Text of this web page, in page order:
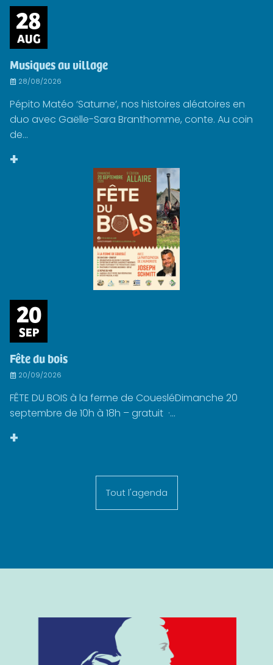
28
AUG
Musiques au village
28/08/2026
Pépito Matéo ‘Saturne’, nos histoires aléatoires en
duo avec Gaëlle-Sara Branthomme, conte. Au coin
de...
+
20
SEP
Fête du bois
20/09/2026
FÊTE DU BOIS à la ferme de CouesléDimanche 20
septembre de 10h à 18h – gratuit ·...
+
Tout l'agenda